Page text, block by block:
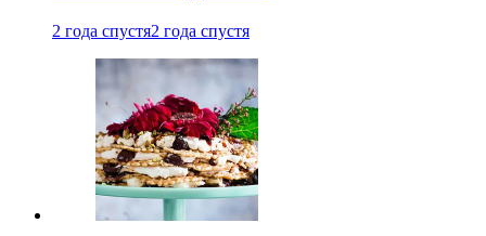
2 года спустя2 года спустя